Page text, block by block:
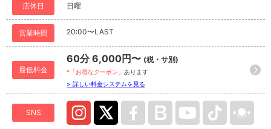
店休日 日曜
営業時間 20:00〜LAST
最低料金
60分 6,000円〜 (税・サ別)
*「お得なクーポン」 あります
> 詳しい料金システムを見る
SNS